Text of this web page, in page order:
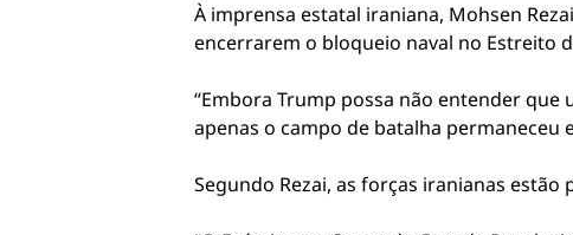
À imprensa estatal iraniana, Mohsen
encerrarem o bloqueio naval no Estreito
“Embora Trump possa não entender
apenas o campo de batalha permaneceu
Segundo Rezai, as forças iranianas estão